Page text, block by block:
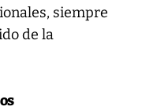
siempre
de la